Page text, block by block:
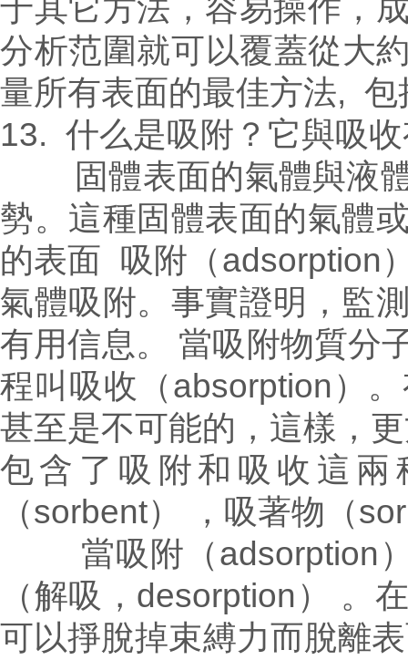
于其它方法，容易操作，
分析范圍就可以覆蓋從大
量所有表面的最佳方法,
13. 什么是吸附？它與吸
固體表面的氣體與液體
勢。這種固體表面的氣體
的表面 吸附（adsorption
氣體吸附。事實證明，監
有用信息。
當吸附物質分
程叫吸收（absorption）
甚至是不可能的，這樣，
包含了吸附和吸收這
（sorbent） ，吸著物（
當吸附（adsorption）
（解吸，desorption） 。
可以掙脫掉束縛力而脫離